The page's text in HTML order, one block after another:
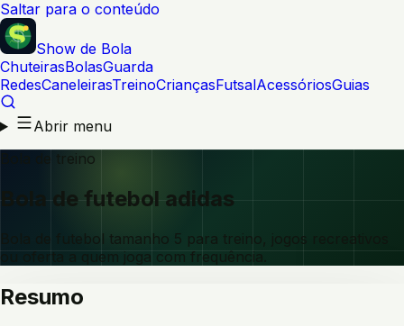
Saltar para o conteúdo
Show de Bola
ChuteirasBolasGuarda
RedesCaneleirasTreinoCriançasFutsalAcessóriosGuias
Abrir menu
Bola de treino
Bola de futebol adidas
Bola de futebol tamanho 5 para treino, jogos recreativos
ou oferta a quem joga com frequência.
Resumo